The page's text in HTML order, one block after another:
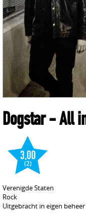
Dogstar- All
3,00
(2)
Verenigde Staten
Rock
Uitgebracht in eigen beheer